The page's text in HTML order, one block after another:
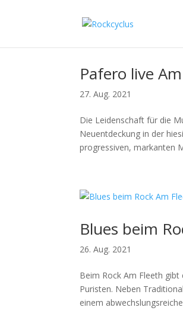
Pafero live
27. Aug. 2021
Die Leidenschaft für die
Neuentdeckung in der
progressiven, markanten
Blues beim
26. Aug. 2021
Beim Rock Am Fleeth gibt
Puristen. Neben
einem